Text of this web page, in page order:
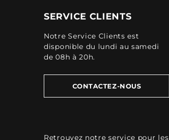
SERVICE CLIENTS
Notre Service Clients est
disponible du lundi au samedi
de 08h à 20h.
CONTACTEZ-NOUS
Retrouvez notre service pour les